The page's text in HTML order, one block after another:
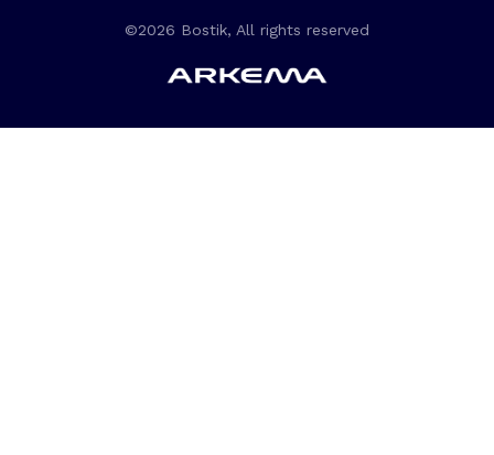
©2026 Bostik, All rights reserved